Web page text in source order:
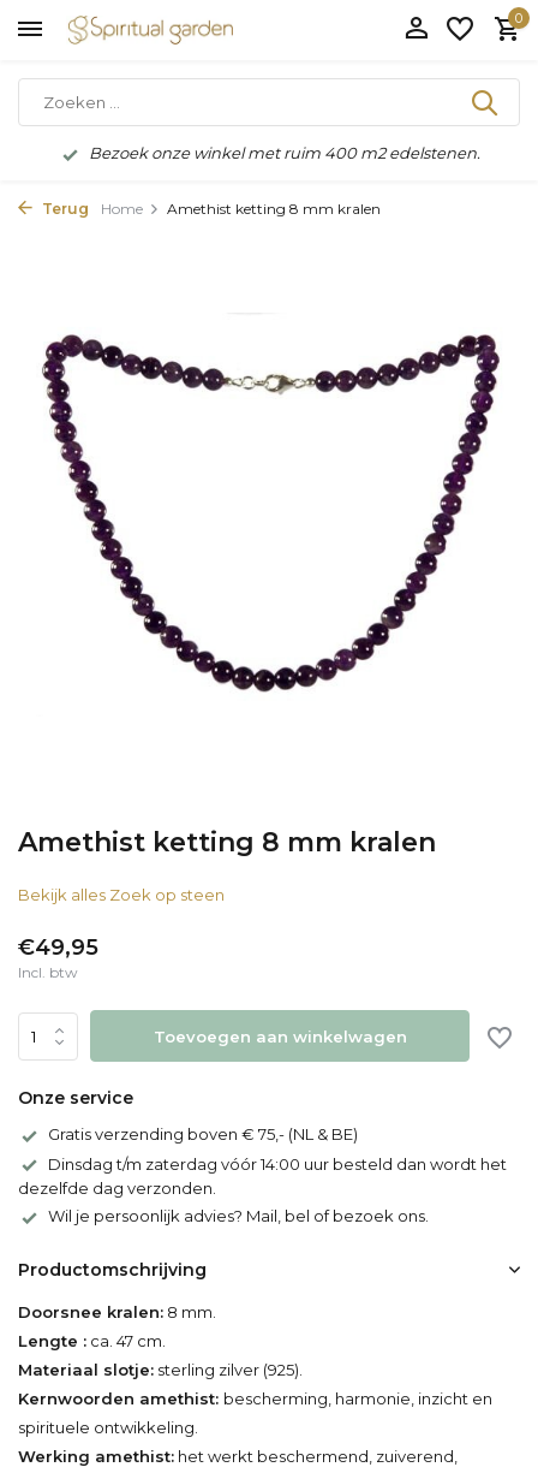
0
Bezoek onze winkel met ruim 400 m2 edelstenen.
Terug Home Amethist ketting 8 mm kralen
Amethist ketting 8 mm kralen
Bekijk alles Zoek op steen
€49,95
Incl. btw
Toevoegen aan winkelwagen
Onze service
Gratis verzending boven € 75,- (NL & BE)
Dinsdag t/m zaterdag vóór 14:00 uur besteld dan wordt het
dezelfde dag verzonden.
Wil je persoonlijk advies? Mail, bel of bezoek ons.
Productomschrijving
Doorsnee kralen: 8 mm.
Lengte : ca. 47 cm.
Materiaal slotje: sterling zilver (925).
Kernwoorden amethist: bescherming, harmonie, inzicht en
spirituele ontwikkeling.
Werking amethist: het werkt beschermend, zuiverend,